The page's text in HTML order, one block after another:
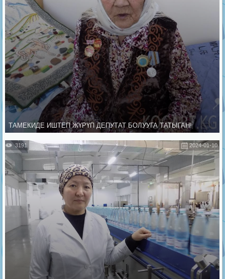
ТАМЕКИДЕ ИШТЕП ЖҮРҮП ДЕПУТАТ БОЛУУГА ТАТЫГАН!
2024-01-10
3191